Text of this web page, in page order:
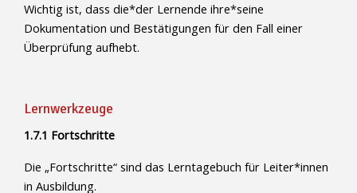
Wichtig ist, dass die*der Lernende ihre*seine
Dokumentation und Bestätigungen für den Fall einer
Überprüfung aufhebt.
Lernwerkzeuge
1.7.1 Fortschritte
Die „Fortschritte“ sind das Lerntagebuch für Leiter*innen
in Ausbildung.